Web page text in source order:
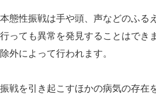
本態性振戦は手や頭、声などのふる
行っても異常を発見することはでき
除外によって行われます。
振戦を引き起こすほかの病気の存在